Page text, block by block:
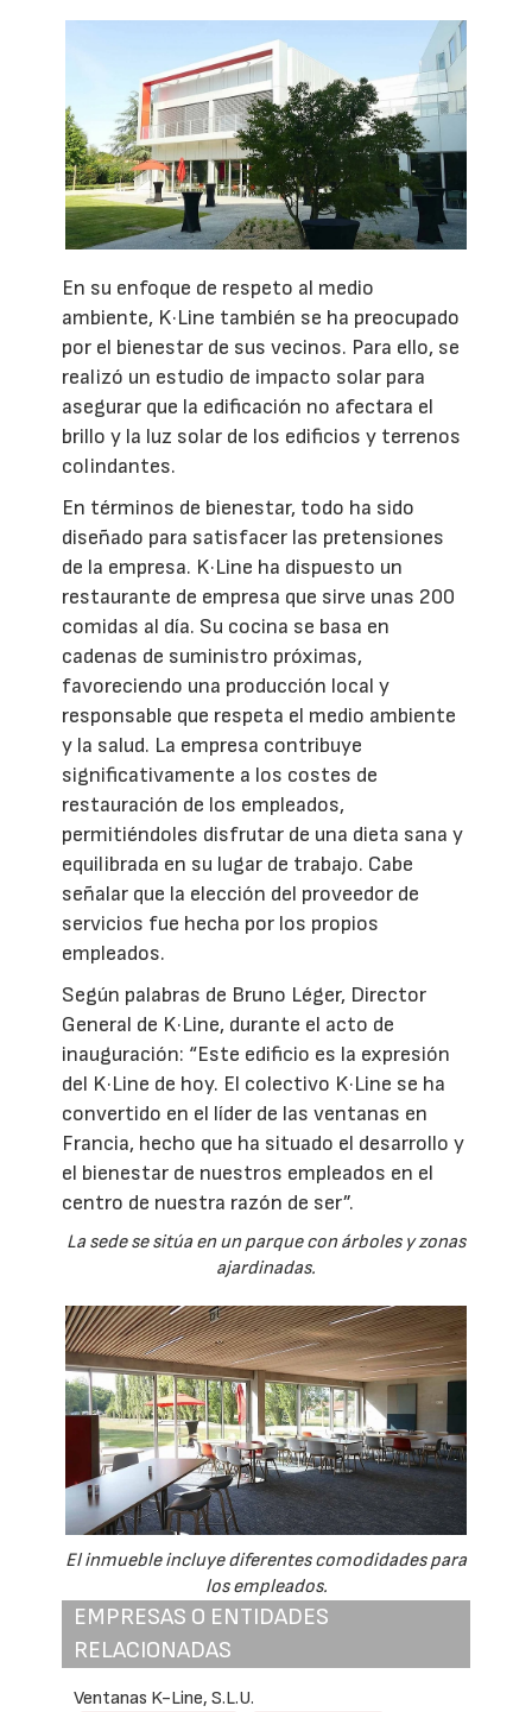
En su enfoque de respeto al medio
ambiente, K·Line también se ha preocupado
por el bienestar de sus vecinos. Para ello, se
realizó un estudio de impacto solar para
asegurar que la edificación no afectara el
brillo y la luz solar de los edificios y terrenos
colindantes.
En términos de bienestar, todo ha sido
diseñado para satisfacer las pretensiones
de la empresa. K·Line ha dispuesto un
restaurante de empresa que sirve unas 200
comidas al día. Su cocina se basa en
cadenas de suministro próximas,
favoreciendo una producción local y
responsable que respeta el medio ambiente
y la salud. La empresa contribuye
significativamente a los costes de
restauración de los empleados,
permitiéndoles disfrutar de una dieta sana y
equilibrada en su lugar de trabajo. Cabe
señalar que la elección del proveedor de
servicios fue hecha por los propios
empleados.
Según palabras de Bruno Léger, Director
General de K·Line, durante el acto de
inauguración: “Este edificio es la expresión
del K·Line de hoy. El colectivo K·Line se ha
convertido en el líder de las ventanas en
Francia, hecho que ha situado el desarrollo y
el bienestar de nuestros empleados en el
centro de nuestra razón de ser”.
La sede se sitúa en un parque con árboles y zonas
ajardinadas.
El inmueble incluye diferentes comodidades para
los empleados.
EMPRESAS O ENTIDADES
RELACIONADAS
Ventanas K-Line, S.L.U.